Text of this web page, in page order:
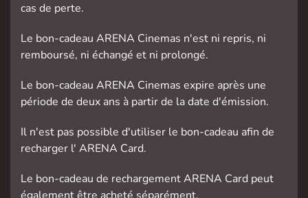
cas de perte.
Le bon-cadeau ARENA Cinemas n'est ni repris, ni
remboursé, ni échangé et ni prolongé.
Le bon-cadeau ARENA Cinemas expire après une
période de deux ans à partir de la date d'émission.
Il n'est pas possible d'utiliser le bon-cadeau afin de
recharger l' ARENA Card.
Le bon-cadeau de rechargement ARENA Card peut